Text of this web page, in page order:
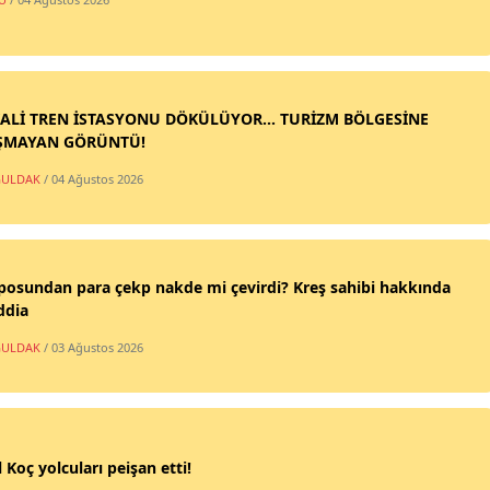
TREN İSTASYONU DÖKÜLÜYOR... TURİZM BÖLGESİNE
GÖRÜNTÜ!
/ 04 Ağustos 2026
para çekp nakde mi çevirdi? Kreş sahibi hakkında
/ 03 Ağustos 2026
Koç yolcuları peişan etti!